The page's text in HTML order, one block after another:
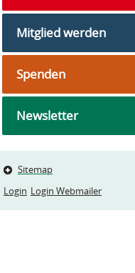
Mitglied werden
Spenden
Newsletter
Sitemap
Login Login Webmailer